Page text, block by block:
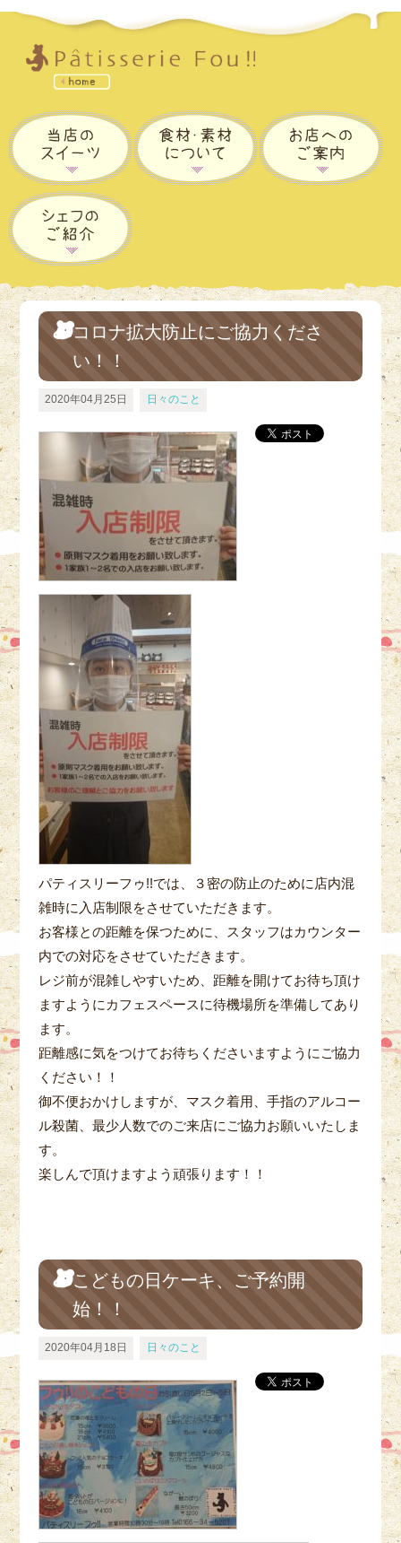
コロナ拡大防止にご協力くださ
い！！
2020年04月25日 日々のこと
パティスリーフゥ!!では、３密の防止のために店内混
雑時に入店制限をさせていただきます。
お客様との距離を保つために、スタッフはカウンター
内での対応をさせていただきます。
レジ前が混雑しやすいため、距離を開けてお待ち頂け
ますようにカフェスペースに待機場所を準備してあり
ます。
距離感に気をつけてお待ちくださいますようにご協力
ください！！
御不便おかけしますが、マスク着用、手指のアルコー
ル殺菌、最少人数でのご来店にご協力お願いいたしま
す。
楽しんで頂けますよう頑張ります！！
こどもの日ケーキ、ご予約開
始！！
2020年04月18日 日々のこと